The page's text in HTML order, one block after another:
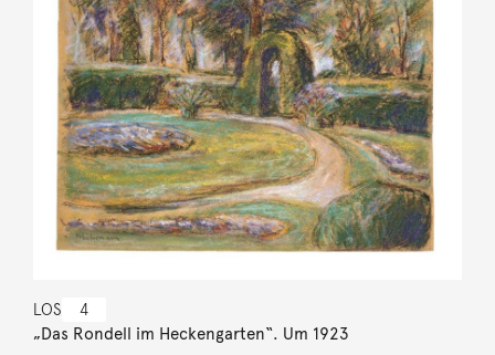
LOS 4
„Das Rondell im Heckengarten“. Um 1923